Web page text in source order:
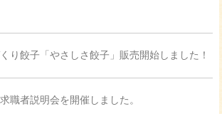
り餃子「やさしさ餃子」販売開始しました！
職者説明会を開催しました。